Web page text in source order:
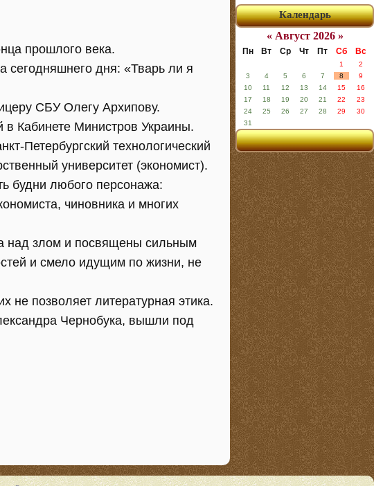
прошлого века.
сегодняшнего дня: «Тварь ли я
СБУ Олегу Архипову.
в Кабинете Министров Украины.
Петербургский технологический
университет (экономист).
будни любого персонажа:
чиновника и многих
над злом и посвящены сильным
и смело идущим по жизни, не
не позволяет литературная этика.
Чернобука, вышли под
Календарь
« Август 2026 »
Пн Вт Ср Чт Пт Сб Вс
1
2
3
4 5 6 7 8
9
10
11 12 13 14 15
16
17
18 19 20 21 22
23
24
25 26 27 28 29
30
31